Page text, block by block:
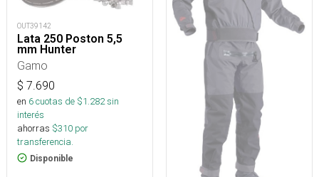
OUT39142
Lata 250 Poston 5,5
mm Hunter
Gamo
$ 7.690
en 6cuotas de $1.282sin
interés
ahorras $310 por
transferencia.
Disponible